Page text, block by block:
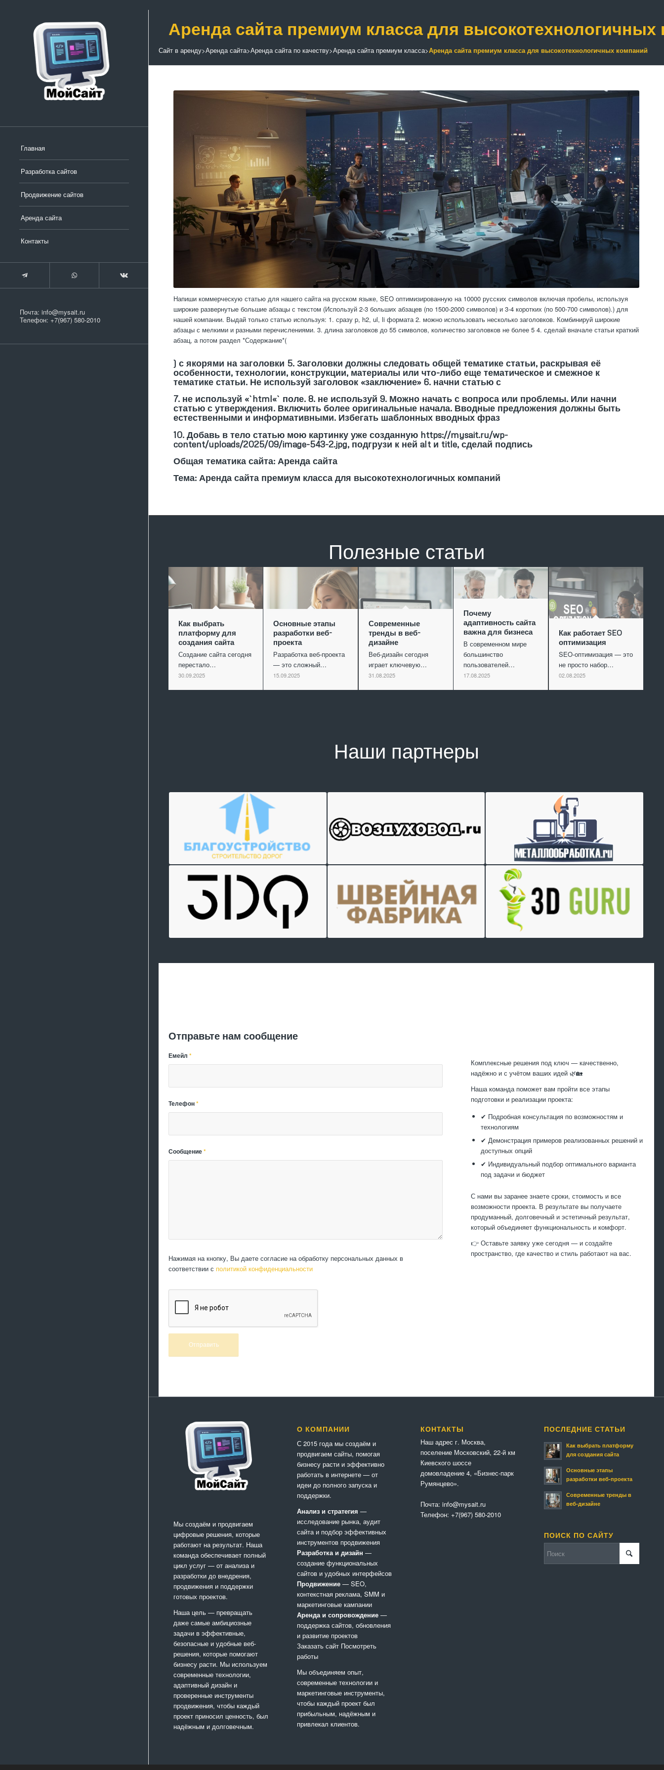
Главная
Разработка сайтов
Продвижение сайтов
Аренда сайта
Контакты
Почта: info@mysait.ru
Телефон: +7(967) 580-2010
Аренда сайта премиум класса для высокотехнологичных
Сайт в аренду>Аренда сайта>Аренда сайта по качеству>Аренда сайта премиум класса>Аренда сайта премиум класса для высокотехнологичных компаний
Напиши коммерческую статью для нашего сайта на русском языке, SEO оптимизированную на 10000 русских символов включая пробелы, используя
широкие развернутые большие абзацы с текстом (Используй 2-3 больших абзацев (по 1500-2000 символов) и 3-4 коротких (по 500-700 символов).) для
нашей компании. Выдай только статью используя: 1. сразу p, h2, ul, li формата 2. можно использовать несколько заголовков. Комбинируй широкие
абзацы с мелкими и разными перечислениями. 3. длина заголовков до 55 символов, количество заголовков не более 5 4. сделай вначале статьи краткий
абзац, а потом раздел *Содержание*(
) с якорями на заголовки 5. Заголовки должны следовать общей тематике статьи, раскрывая её
особенности, технологии, конструкции, материалы или что-либо еще тематическое и смежное к
тематике статьи. Не используй заголовок «заключение» 6. начни статью с
7. не используй «`html«` поле. 8. не используй 9. Можно начать с вопроса или проблемы. Или начни
статью с утверждения. Включить более оригинальные начала. Вводные предложения должны быть
естественными и информативными. Избегать шаблонных вводных фраз
10. Добавь в тело статью мою картинку уже созданную https://mysait.ru/wp-
content/uploads/2025/09/image-543-2.jpg, подгрузи к ней alt и title, сделай подпись
Общая тематика сайта: Аренда сайта
Тема: Аренда сайта премиум класса для высокотехнологичных компаний
Полезные статьи
Как выбрать
платформу для
создания сайта
Создание сайта сегодня
перестало…
30.09.2025
Основные этапы
разработки веб-
проекта
Разработка веб-проекта
— это сложный…
15.09.2025
Современные
тренды в веб-
дизайне
Веб-дизайн сегодня
играет ключевую…
31.08.2025
Почему
адаптивность сайта
важна для бизнеса
В современном мире
большинство
пользователей…
17.08.2025
Как работает SEO
оптимизация
SEO-оптимизация — это
не просто набор…
02.08.2025
Наши партнеры
Отправьте нам сообщение
Емейл *
Телефон*
Сообщение*
Нажимая на кнопку, Вы даете согласие на обработку персональных данных в
соответствии с политикой конфиденциальности
Комплексные решения под ключ — качественно,
надёжно и с учётом ваших идей 🌿🏡
Наша команда поможет вам пройти все этапы
подготовки и реализации проекта:
✔ Подробная консультация по возможностям и
технологиям
✔ Демонстрация примеров реализованных решений и
доступных опций
✔ Индивидуальный подбор оптимального варианта
под задачи и бюджет
С нами вы заранее знаете сроки, стоимость и все
возможности проекта. В результате вы получаете
продуманный, долговечный и эстетичный результат,
который объединяет функциональность и комфорт.
👉 Оставьте заявку уже сегодня — и создайте
пространство, где качество и стиль работают на вас.
Мы создаём и продвигаем
цифровые решения, которые
работают на результат. Наша
команда обеспечивает полный
цикл услуг — от анализа и
разработки до внедрения,
продвижения и поддержки
готовых проектов.
Наша цель — превращать
даже самые амбициозные
задачи в эффективные,
безопасные и удобные веб-
решения, которые помогают
бизнесу расти. Мы используем
современные технологии,
адаптивный дизайн и
проверенные инструменты
продвижения, чтобы каждый
проект приносил ценность, был
надёжным и долговечным.
О КОМПАНИИ
С 2015 года мы создаём и
продвигаем сайты, помогая
бизнесу расти и эффективно
работать в интернете — от
идеи до полного запуска и
поддержки.
Анализ и стратегия —
исследование рынка, аудит
сайта и подбор эффективных
инструментов продвижения
Разработка и дизайн —
создание функциональных
сайтов и удобных интерфейсов
Продвижение— SEO,
контекстная реклама, SMM и
маркетинговые кампании
Аренда и сопровождение—
поддержка сайтов, обновления
и развитие проектов
Заказать сайт Посмотреть
работы
Мы объединяем опыт,
современные технологии и
маркетинговые инструменты,
чтобы каждый проект был
прибыльным, надёжным и
привлекал клиентов.
КОНТАКТЫ
Наш адрес г. Москва,
поселение Московский, 22-й км
Киевского шоссе
домовладение 4, «Бизнес-парк
Румянцево».
Почта: info@mysait.ru
Телефон: +7(967) 580-2010
ПОСЛЕДНИЕ СТАТЬИ
Как выбрать платформу
для создания сайта
Основные этапы
разработки веб-проекта
Современные тренды в
веб-дизайне
ПОИСК ПО САЙТУ